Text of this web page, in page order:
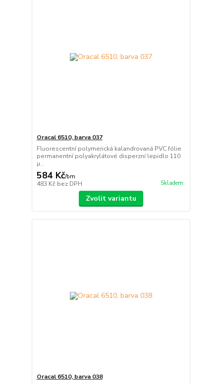
Oracal 6510, barva 037
Fluorescentní polymerická kalandrovaná PVC fólie
permanentní polyakrylátové disperzní lepidlo 110
µ...
584 Kč/bm
483 Kč bez DPH Skladem
Zvolit variantu
Oracal 6510, barva 038